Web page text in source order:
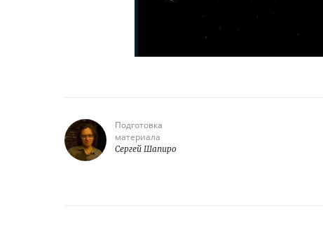
Подготовка
материала
Сергей Шапиро